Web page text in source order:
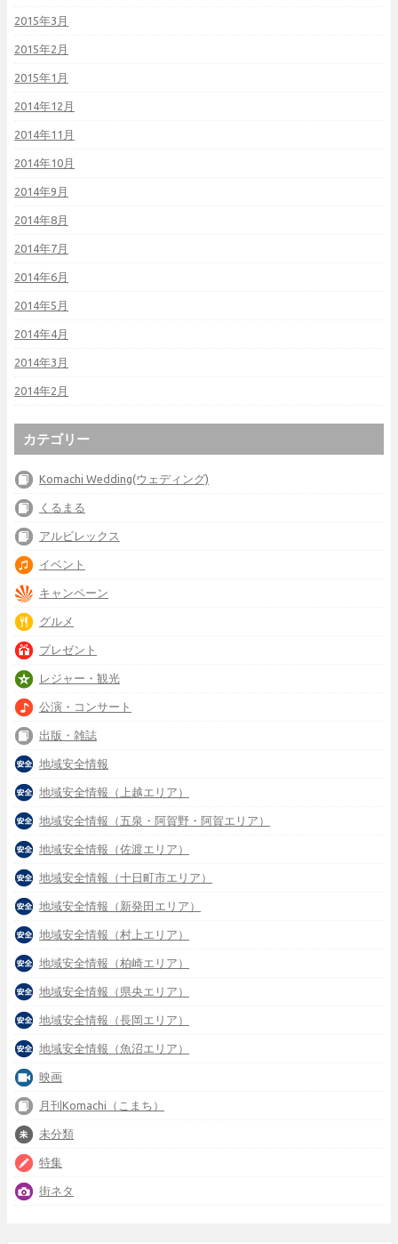
2015年3月
2015年2月
2015年1月
2014年12月
2014年11月
2014年10月
2014年9月
2014年8月
2014年7月
2014年6月
2014年5月
2014年4月
2014年3月
2014年2月
カテゴリー
Komachi Wedding(ウェディング)
くるまる
アルビレックス
イベント
キャンペーン
グルメ
プレゼント
レジャー・観光
公演・コンサート
出版・雑誌
地域安全情報
地域安全情報（上越エリア）
地域安全情報（五泉・阿賀野・阿賀エリア）
地域安全情報（佐渡エリア）
地域安全情報（十日町市エリア）
地域安全情報（新発田エリア）
地域安全情報（村上エリア）
地域安全情報（柏崎エリア）
地域安全情報（県央エリア）
地域安全情報（長岡エリア）
地域安全情報（魚沼エリア）
映画
月刊Komachi（こまち）
未分類
特集
街ネタ